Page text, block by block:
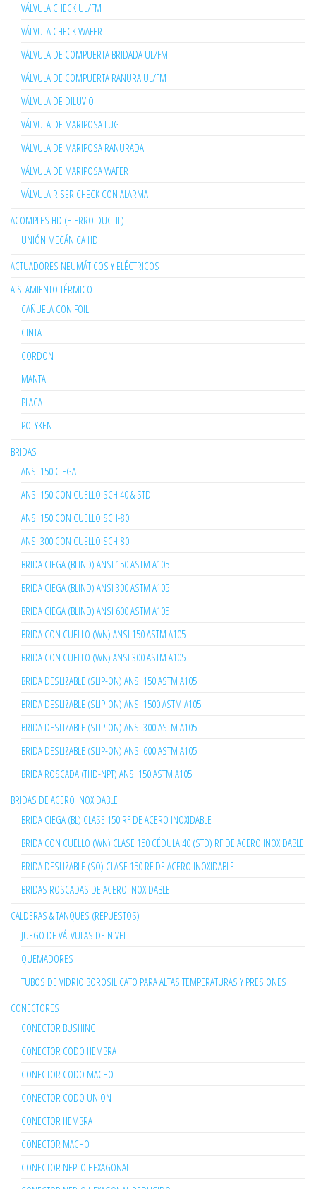
VÁLVULA CHECK UL/FM
VÁLVULA CHECK WAFER
VÁLVULA DE COMPUERTA BRIDADA UL/FM
VÁLVULA DE COMPUERTA RANURA UL/FM
VÁLVULA DE DILUVIO
VÁLVULA DE MARIPOSA LUG
VÁLVULA DE MARIPOSA RANURADA
VÁLVULA DE MARIPOSA WAFER
VÁLVULA RISER CHECK CON ALARMA
ACOMPLES HD (HIERRO DUCTIL)
UNIÓN MECÁNICA HD
ACTUADORES NEUMÁTICOS Y ELÉCTRICOS
AISLAMIENTO TÉRMICO
CAÑUELA CON FOIL
CINTA
CORDON
MANTA
PLACA
POLYKEN
BRIDAS
ANSI 150 CIEGA
ANSI 150 CON CUELLO SCH 40 & STD
ANSI 150 CON CUELLO SCH-80
ANSI 300 CON CUELLO SCH-80
BRIDA CIEGA (BLIND) ANSI 150 ASTM A105
BRIDA CIEGA (BLIND) ANSI 300 ASTM A105
BRIDA CIEGA (BLIND) ANSI 600 ASTM A105
BRIDA CON CUELLO (WN) ANSI 150 ASTM A105
BRIDA CON CUELLO (WN) ANSI 300 ASTM A105
BRIDA DESLIZABLE (SLIP-ON) ANSI 150 ASTM A105
BRIDA DESLIZABLE (SLIP-ON) ANSI 1500 ASTM A105
BRIDA DESLIZABLE (SLIP-ON) ANSI 300 ASTM A105
BRIDA DESLIZABLE (SLIP-ON) ANSI 600 ASTM A105
BRIDA ROSCADA (THD-NPT) ANSI 150 ASTM A105
BRIDAS DE ACERO INOXIDABLE
BRIDA CIEGA (BL) CLASE 150 RF DE ACERO INOXIDABLE
BRIDA CON CUELLO (WN) CLASE 150 CÉDULA 40 (STD) RF DE ACERO INOXIDABLE
BRIDA DESLIZABLE (SO) CLASE 150 RF DE ACERO INOXIDABLE
BRIDAS ROSCADAS DE ACERO INOXIDABLE
CALDERAS & TANQUES (REPUESTOS)
JUEGO DE VÁLVULAS DE NIVEL
QUEMADORES
TUBOS DE VIDRIO BOROSILICATO PARA ALTAS TEMPERATURAS Y PRESIONES
CONECTORES
CONECTOR BUSHING
CONECTOR CODO HEMBRA
CONECTOR CODO MACHO
CONECTOR CODO UNION
CONECTOR HEMBRA
CONECTOR MACHO
CONECTOR NEPLO HEXAGONAL